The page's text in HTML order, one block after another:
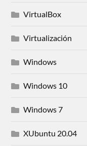
VirtualBox
Virtualización
Windows
Windows 10
Windows 7
XUbuntu 20.04